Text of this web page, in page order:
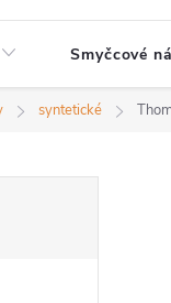
Smyčcové
syntetické